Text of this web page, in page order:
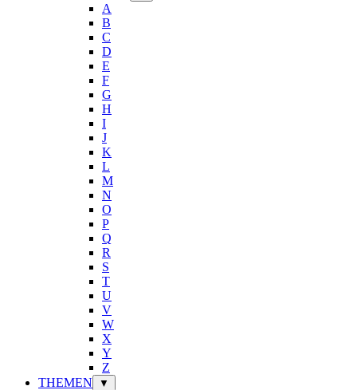
A
B
C
D
E
F
G
H
I
J
K
L
M
N
O
P
Q
R
S
T
U
V
W
X
Y
Z
THEMEN
▼